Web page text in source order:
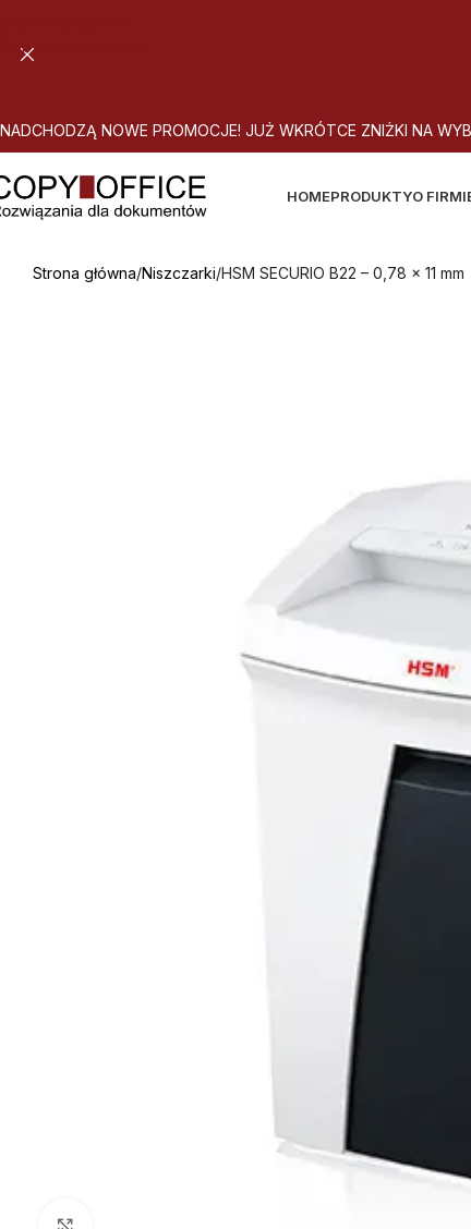
Skip to main content
NADCHODZĄ NOWE PROMOCJE! JUŻ WKRÓTCE ZNIŻKI NA WYB
HOMEPRODUKTYO
Strona główna Niszczarki HSM SECURIO B22 – 0,78 x 11 mm